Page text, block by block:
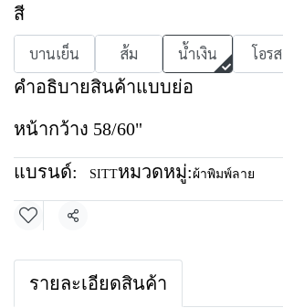
สี
บานเย็น ส้ม น้ำเงิน โอรส
คำอธิบายสินค้าแบบย่อ
หน้ากว้าง 58/60"
แบรนด์: SITTหมวดหมู่: ผ้าพิมพ์ลาย
แชร์
รายละเอียดสินค้า